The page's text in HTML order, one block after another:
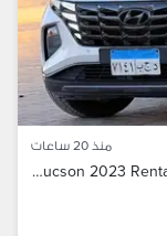
منذ 20 ساعات
هيونداي توسان 2023 للإيجار بسائق أو بدون | Hyundai Tucson 2023 Rental